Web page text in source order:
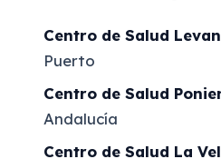
Centro de Salud
Puerto
Centro de Salud
Andalucía
Centro de Salud La